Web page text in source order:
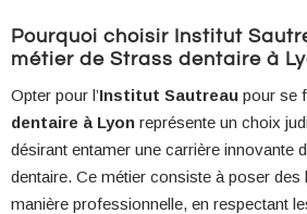
Pourquoi choisir Institut
métier de Strass dentaire à
Opter pour l’Institut Sautreau pour se
dentaire à Lyon représente un choix
désirant entamer une carrière innovante
dentaire. Ce métier consiste à poser des
manière professionnelle, en respectant